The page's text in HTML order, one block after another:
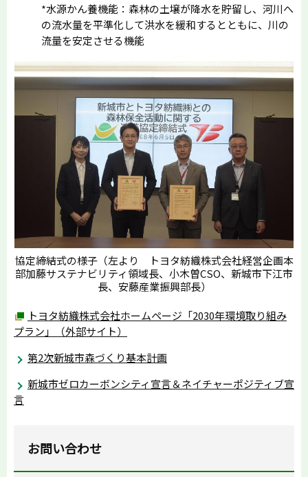
*水源かん養機能：森林の土壌が降水を貯留し、河川へ
の流水量を平準化して洪水を緩和するとともに、川の
流量を安定させる機能
協定締結式の様子（左より トヨタ紡織株式会社経営企画本
部加藤サステナビリティ領域長、小木曽CSO、新城市下江市
長、安藤産業振興部長）
トヨタ紡織株式会社ホームページ「2030年環境取り組み
プラン」（外部サイト）
第2次新城市森づくり基本計画
新城市ゼロカーボンシティ宣言＆ネイチャーポジティブ宣
言
お問い合わせ